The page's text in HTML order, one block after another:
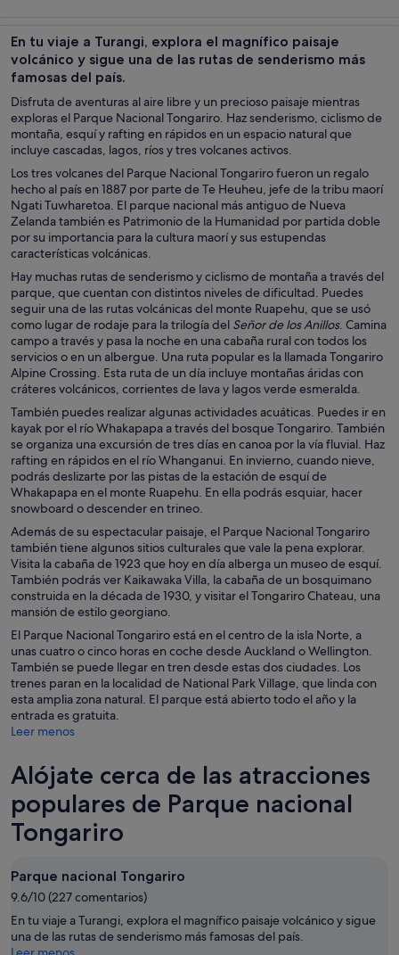
En tu viaje a Turangi, explora el magnífico paisaje
volcánico y sigue una de las rutas de senderismo más
famosas del país.
Disfruta de aventuras al aire libre y un precioso paisaje mientras
exploras el Parque Nacional Tongariro. Haz senderismo, ciclismo de
montaña, esquí y rafting en rápidos en un espacio natural que
incluye cascadas, lagos, ríos y tres volcanes activos.
Los tres volcanes del Parque Nacional Tongariro fueron un regalo
hecho al país en 1887 por parte de Te Heuheu, jefe de la tribu maorí
Ngati Tuwharetoa. El parque nacional más antiguo de Nueva
Zelanda también es Patrimonio de la Humanidad por partida doble
por su importancia para la cultura maorí y sus estupendas
características volcánicas.
Hay muchas rutas de senderismo y ciclismo de montaña a través del
parque, que cuentan con distintos niveles de dificultad. Puedes
seguir una de las rutas volcánicas del monte Ruapehu, que se usó
como lugar de rodaje para la trilogía del Señor de los Anillos. Camina
campo a través y pasa la noche en una cabaña rural con todos los
servicios o en un albergue. Una ruta popular es la llamada Tongariro
Alpine Crossing. Esta ruta de un día incluye montañas áridas con
cráteres volcánicos, corrientes de lava y lagos verde esmeralda.
También puedes realizar algunas actividades acuáticas. Puedes ir en
kayak por el río Whakapapa a través del bosque Tongariro. También
se organiza una excursión de tres días en canoa por la vía fluvial. Haz
rafting en rápidos en el río Whanganui. En invierno, cuando nieve,
podrás deslizarte por las pistas de la estación de esquí de
Whakapapa en el monte Ruapehu. En ella podrás esquiar, hacer
snowboard o descender en trineo.
Además de su espectacular paisaje, el Parque Nacional Tongariro
también tiene algunos sitios culturales que vale la pena explorar.
Visita la cabaña de 1923 que hoy en día alberga un museo de esquí.
También podrás ver Kaikawaka Villa, la cabaña de un bosquimano
construida en la década de 1930, y visitar el Tongariro Chateau, una
mansión de estilo georgiano.
El Parque Nacional Tongariro está en el centro de la isla Norte, a
unas cuatro o cinco horas en coche desde Auckland o Wellington.
También se puede llegar en tren desde estas dos ciudades. Los
trenes paran en la localidad de National Park Village, que linda con
esta amplia zona natural. El parque está abierto todo el año y la
entrada es gratuita.
Leer menos
Alójate cerca de las atracciones
populares de Parque nacional
Tongariro
Parque nacional Tongariro
9.6/10 (227 comentarios)
En tu viaje a Turangi, explora el magnífico paisaje volcánico y sigue
una de las rutas de senderismo más famosas del país.